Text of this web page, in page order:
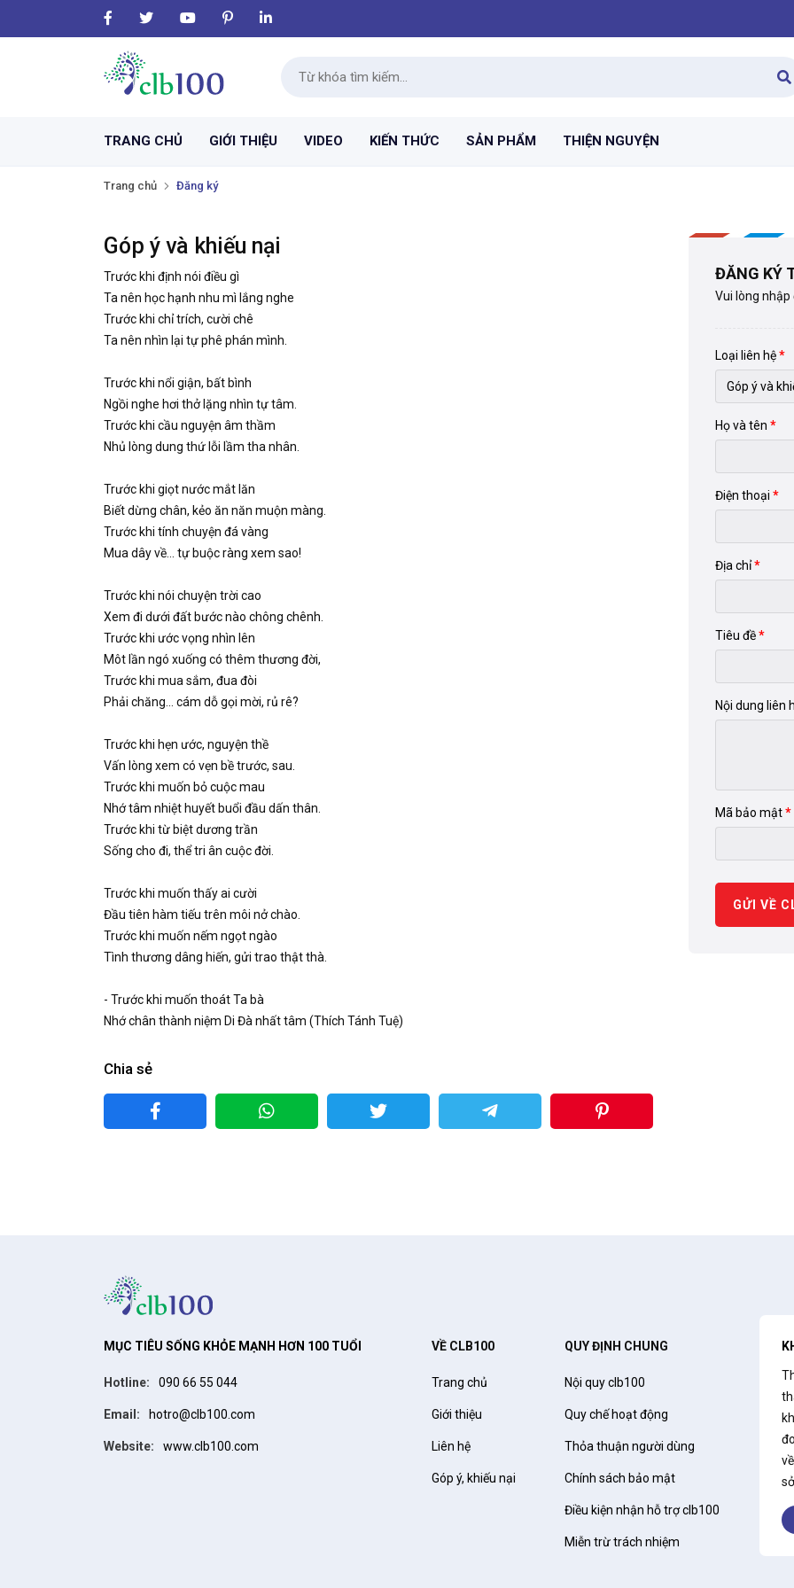
TRANG CHỦ GIỚI THIỆU VIDEO KIẾN THỨC SẢN PHẨM THIỆN NGUYỆN
Trang chủ Đăng ký
Góp ý và khiếu nại
Trước khi định nói điều gì
Ta nên học hạnh nhu mì lắng nghe
Trước khi chỉ trích, cười chê
Ta nên nhìn lại tự phê phán mình.
Trước khi nổi giận, bất bình
Ngồi nghe hơi thở lặng nhìn tự tâm.
Trước khi cầu nguyện âm thầm
Nhủ lòng dung thứ lỗi lầm tha nhân.
Trước khi giọt nước mắt lăn
Biết dừng chân, kẻo ăn năn muộn màng.
Trước khi tính chuyện đá vàng
Mua dây về... tự buộc ràng xem sao!
Trước khi nói chuyện trời cao
Xem đi dưới đất bước nào chông chênh.
Trước khi ước vọng nhìn lên
Môt lần ngó xuống có thêm thương đời,
Trước khi mua sắm, đua đòi
Phải chăng... cám dỗ gọi mời, rủ rê?
Trước khi hẹn ước, nguyện thề
Vấn lòng xem có vẹn bề trước, sau.
Trước khi muốn bỏ cuộc mau
Nhớ tâm nhiệt huyết buổi đầu dấn thân.
Trước khi từ biệt dương trần
Sống cho đi, thể tri ân cuộc đời.
Trước khi muốn thấy ai cười
Đầu tiên hàm tiếu trên môi nở chào.
Trước khi muốn nếm ngọt ngào
Tình thương dâng hiến, gửi trao thật thà.
- Trước khi muốn thoát Ta bà
Nhớ chân thành niệm Di Đà nhất tâm (Thích Tánh Tuệ)
Chia sẻ
ĐĂNG KÝ
Vui lòng
Loại liên hệ
Họ và tên
Điện thoại
Địa chỉ
Tiêu đề
Nội dung liên
Mã bảo mật
GỬI VỀ
MỤC TIÊU SỐNG KHỎE MẠNH HƠN 100 TUỔI
Hotline 090 66 55 044
Email hotro@clb100.com
Website www.clb100.com
VỀ CLB100
Trang chủ
Giới thiệu
Liên hệ
Góp ý, khiếu nại
QUY ĐỊNH CHUNG
Nội quy clb100
Quy chế hoạt động
Thỏa thuận người dùng
Chính sách bảo mật
Điều kiện nhận hỗ trợ clb100
Miễn trừ trách nhiệm